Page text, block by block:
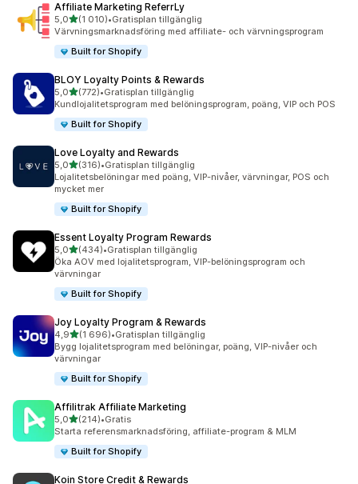
Affiliate Marketing ReferrLy
5,0av 5 stjärnor
(1 010)
1010 recensioner totalt
•Gratisplan tillgänglig
Värvningsmarknadsföring med affiliate- och värvningsprogram
Built for Shopify
BLOY Loyalty Points & Rewards
5,0av 5 stjärnor
(772)
772 recensioner totalt
•Gratisplan tillgänglig
Kundlojalitetsprogram med belöningsprogram, poäng, VIP och POS
Built for Shopify
Love Loyalty and Rewards
5,0av 5 stjärnor
(316)
316 recensioner totalt
•Gratisplan tillgänglig
Lojalitetsbelöningar med poäng, VIP-nivåer, värvningar, POS och
mycket mer
Built for Shopify
Essent Loyalty Program Rewards
5,0av 5 stjärnor
(434)
434 recensioner totalt
•Gratisplan tillgänglig
Öka AOV med lojalitetsprogram, VIP-belöningsprogram och
värvningar
Built for Shopify
Joy Loyalty Program & Rewards
4,9av 5 stjärnor
(1 696)
1696 recensioner totalt
•Gratisplan tillgänglig
Bygg lojalitetsprogram med belöningar, poäng, VIP-nivåer och
värvningar
Built for Shopify
Affilitrak Affiliate Marketing
5,0av 5 stjärnor
(214)
214 recensioner totalt
•Gratis
Starta referensmarknadsföring, affiliate-program & MLM
Built for Shopify
Koin Store Credit & Rewards